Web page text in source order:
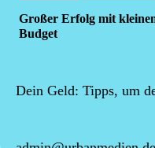
Großer Erfolg mit
Budget
Dein Geld: Tipps, um